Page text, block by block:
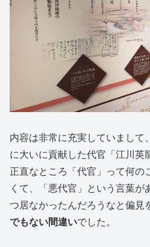
内容は非常に充実していまして
に大いに貢献した代官「江川英
正直なところ「代官」って何の
くて、「悪代官」という言葉が
つ居なかったんだろうなと偏見
でもない間違いでした。